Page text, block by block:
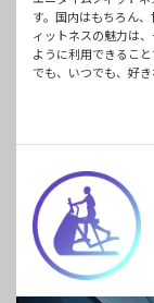
す。国内はもちろん
ィットネスの魅力は
ように利用できるこ
でも、いつでも、好